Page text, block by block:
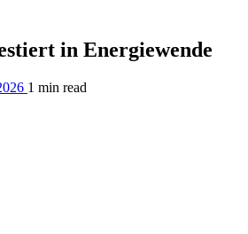
in Energiewende
1 min read